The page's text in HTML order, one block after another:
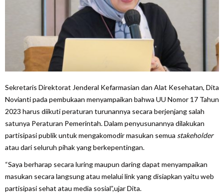
Sekretaris Direktorat Jenderal Kefarmasian dan Alat Kesehatan, Dita
Novianti pada pembukaan menyampaikan bahwa UU Nomor 17 Tahun
2023 harus diikuti peraturan turunannya secara berjenjang salah
satunya Peraturan Pemerintah. Dalam penyusunannya dilakukan
partisipasi publik untuk mengakomodir masukan semua stakeholder
atau dari seluruh pihak yang berkepentingan.
“Saya berharap secara luring maupun daring dapat menyampaikan
masukan secara langsung atau melalui link yang disiapkan yaitu web
partisipasi sehat atau media sosial”,ujar Dita.